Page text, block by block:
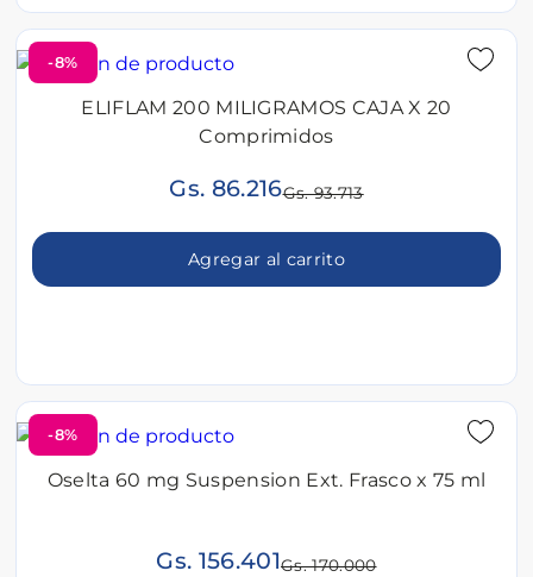
-8%
ELIFLAM 200 MILIGRAMOS CAJA X 20
Comprimidos
Gs. 86.216Gs. 93.713
Agregar al carrito
-8%
Oselta 60 mg Suspension Ext. Frasco x 75 ml
Gs. 156.401Gs. 170.000